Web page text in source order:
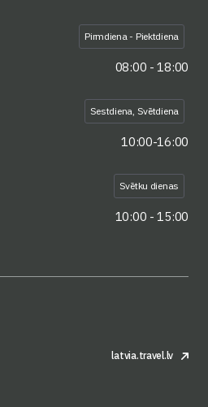
Pirmdiena - Piektdiena
08:00 - 18:00
Sestdiena, Svētdiena
10:00-16:00
Svētku dienas
10:00 - 15:00
latvia.travel.lv